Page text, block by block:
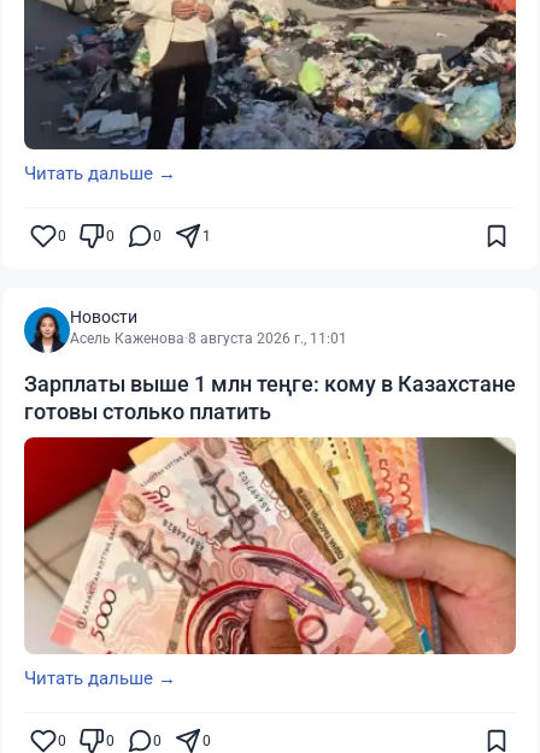
Читать дальше →
0 0 0 1
Новости
Асель Каженова·8 августа 2026 г., 11:01
Зарплаты выше 1 млн теңге: кому в Казахстане
готовы столько платить
Читать дальше →
0 0 0 0